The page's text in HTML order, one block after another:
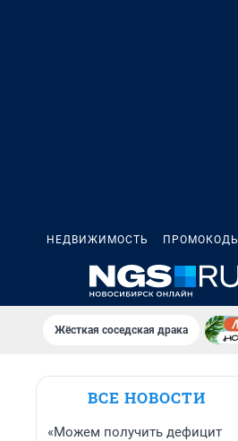
НЕДВИЖИМОСТЬ ПРОМОКОДЫ
Жёсткая соседская драка
ВСЕ НОВОСТИ
«Можем получить дефицит